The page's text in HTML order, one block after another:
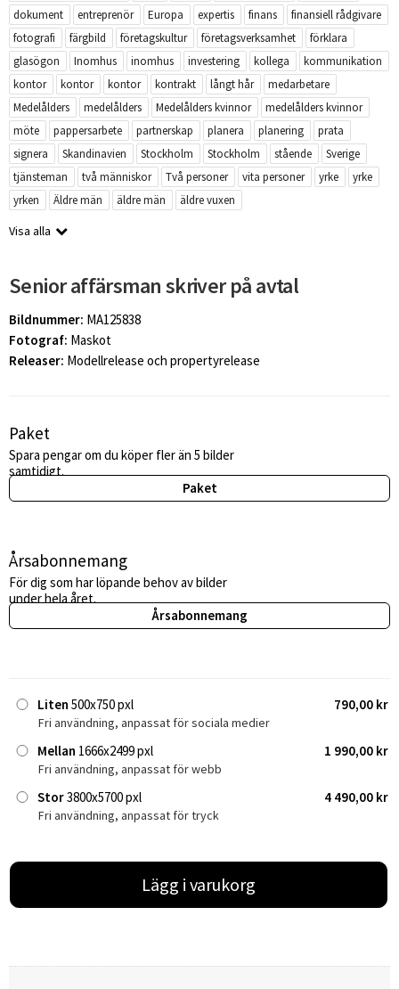
dokument
entreprenör Europa expertis finans
finansiell rådgivare
fotografi
färgbild företagskultur företagsverksamhet
förklara
glasögon
Inomhus inomhus investering kollega
kommunikation
kontor
kontor kontor kontrakt långt hår
medarbetare
Medelålders
medelålders Medelålders kvinnor
medelålders kvinnor
möte
pappersarbete partnerskap planera planering
prata
signera
Skandinavien Stockholm Stockholm stående
Sverige
tjänsteman
två människor Två personer vita personer yrke
yrke
yrken
Äldre män äldre män äldre vuxen
Visa alla
Senior affärsman skriver på avtal
Bildnummer: MA125838
Fotograf: Maskot
Releaser: Modellrelease och propertyrelease
Paket
Spara pengar om du köper fler än 5 bilder
samtidigt.
Paket
Årsabonnemang
För dig som har löpande behov av bilder
under hela året.
Årsabonnemang
Liten 500x750 pxl 790,00 kr
Fri användning, anpassat för sociala medier
Mellan 1666x2499 pxl 1 990,00 kr
Fri användning, anpassat för webb
Stor3800x5700 pxl 4 490,00 kr
Fri användning, anpassat för tryck
Lägg i varukorg